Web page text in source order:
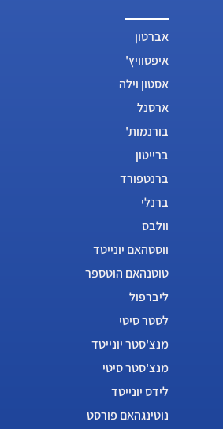
אברטון
איפסוויץ'
אסטון וילה
ארסנל
בורנמות'
ברייטון
ברנטפורד
ברנלי
וולבס
ווסטהאם יונייטד
טוטנהאם הוטספר
ליברפול
לסטר סיטי
מנצ'סטר יונייטד
מנצ'סטר סיטי
לידס יונייטד
נוטינגהאם פורסט